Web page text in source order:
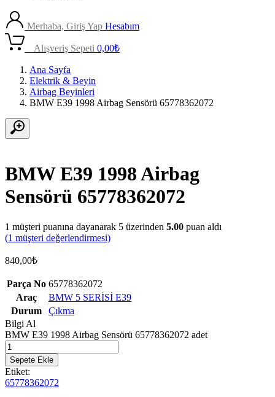
Merhaba, Giriş Yap Hesabım
Alışveriş Sepeti 0,00₺
Ana Sayfa
Elektrik & Beyin
Airbag Beyinleri
BMW E39 1998 Airbag Sensörü 65778362072
BMW E39 1998 Airbag
Sensörü 65778362072
1 müşteri puanına dayanarak 5 üzerinden 5.00 puan aldı
(1 müşteri değerlendirmesi)
840,00₺
Parça No 65778362072
Araç
BMW 5 SERİSİ E39
Durum
Çıkma
Bilgi Al
BMW E39 1998 Airbag Sensörü 65778362072 adet
Sepete Ekle
Etiket:
65778362072